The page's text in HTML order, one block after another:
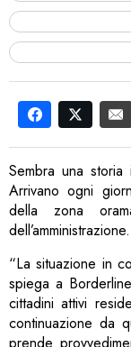
Sembra una
Arrivano ogni
della zona
dell’amministrazione.
“La situazione in
spiega a
cittadini attivi
continuazione da
prende